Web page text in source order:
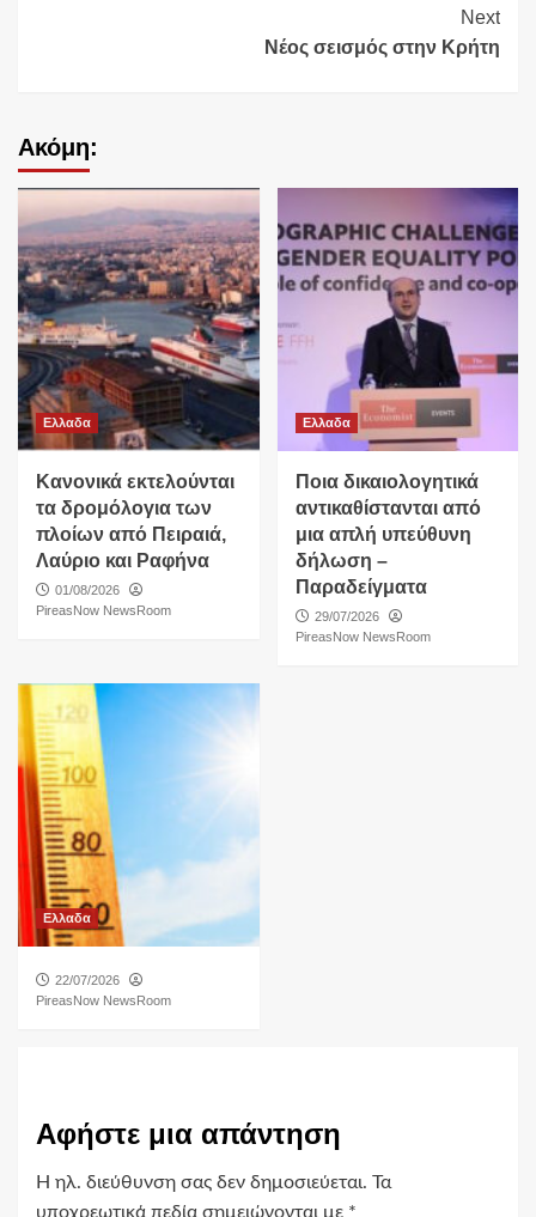
Next
Νέος σεισμός στην Κρήτη
Ακόμη:
Ελλαδα
Κανονικά εκτελούνται
τα δρομόλογια των
πλοίων από Πειραιά,
Λαύριο και Ραφήνα
01/08/2026
PireasNow NewsRoom
Ελλαδα
Ποια δικαιολογητικά
αντικαθίστανται από
μια απλή υπεύθυνη
δήλωση –
Παραδείγματα
29/07/2026
PireasNow NewsRoom
Ελλαδα
22/07/2026
PireasNow NewsRoom
Αφήστε μια απάντηση
Η ηλ. διεύθυνση σας δεν δημοσιεύεται. Τα
υποχρεωτικά πεδία σημειώνονται με *